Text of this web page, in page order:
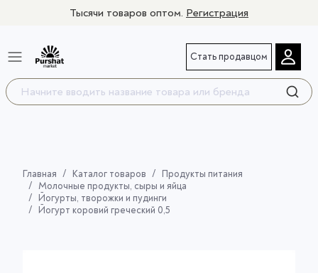
Тысячи товаров оптом. Регистрация
Стать продавцом
Главная Каталог товаров
Продукты питания
Молочные продукты, сыры и яйца
Йогурты, творожки и пудинги
Йогурт коровий греческий 0,5